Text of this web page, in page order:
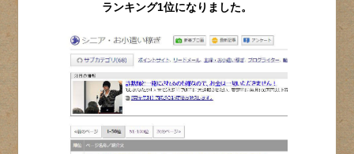
ランキング1位になりました。